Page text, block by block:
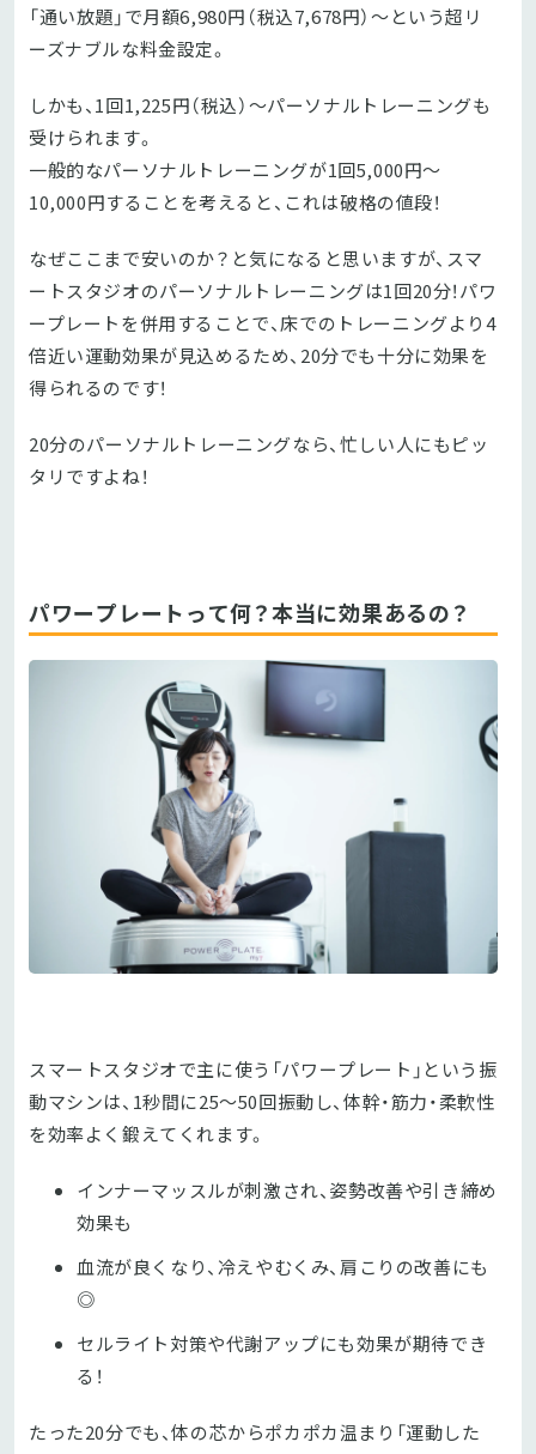
「通い放題」で月額6,980円（税込7,678円）〜という超リ
ーズナブルな料金設定。
しかも、1回1,225円（税込）〜パーソナルトレーニングも
受けられます。
一般的なパーソナルトレーニングが1回5,000円〜
10,000円することを考えると、これは破格の値段！
なぜここまで安いのか？と気になると思いますが、スマ
ートスタジオのパーソナルトレーニングは1回20分！パワ
ープレートを併用することで、床でのトレーニングより4
倍近い運動効果が見込めるため、20分でも十分に効果を
得られるのです！
20分のパーソナルトレーニングなら、忙しい人にもピッ
タリですよね！
パワープレートって何？本当に効果あるの？
スマートスタジオで主に使う「パワープレート」という振
動マシンは、1秒間に25〜50回振動し、体幹・筋力・柔軟性
を効率よく鍛えてくれます。
インナーマッスルが刺激され、姿勢改善や引き締め
効果も
血流が良くなり、冷えやむくみ、肩こりの改善にも
◎
セルライト対策や代謝アップにも効果が期待でき
る！
たった20分でも、体の芯からポカポカ温まり「運動した